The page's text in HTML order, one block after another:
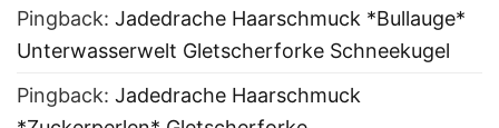
Pingback: Jadedrache Haarschmuck *Bullauge*
Unterwasserwelt Gletscherforke Schneekugel
Pingback: Jadedrache Haarschmuck